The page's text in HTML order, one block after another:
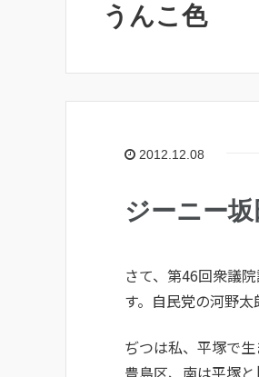
うんこ色
2012.12.08
ジーニー
さて、第46回衆議
す。自民党の河野太
ぢつは私、平塚で
豊島区、南は平塚と